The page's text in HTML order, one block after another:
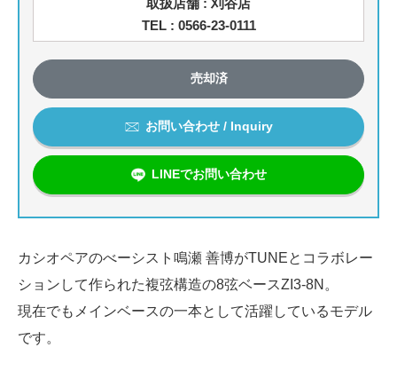
TEL : 0566-23-0111
売却済
お問い合わせ / Inquiry
LINEでお問い合わせ
カシオペアのべーシスト鳴瀬 善博がTUNEとコラボレー
ションして作られた複弦構造の8弦ベースZI3-8N。
現在でもメインベースの一本として活躍しているモデル
です。